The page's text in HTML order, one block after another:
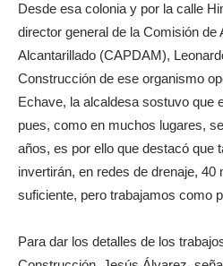
Desde esa colonia y por la calle
director general de la Comisión de
Alcantarillado (CAPDAM),
Construcción de ese organismo
Echave, la alcaldesa sostuvo que
pues, como en muchos lugares,
años, es por ello que destacó que
invertirán, en redes de drenaje, 40
suficiente, pero trabajamos como
Para dar los detalles de los